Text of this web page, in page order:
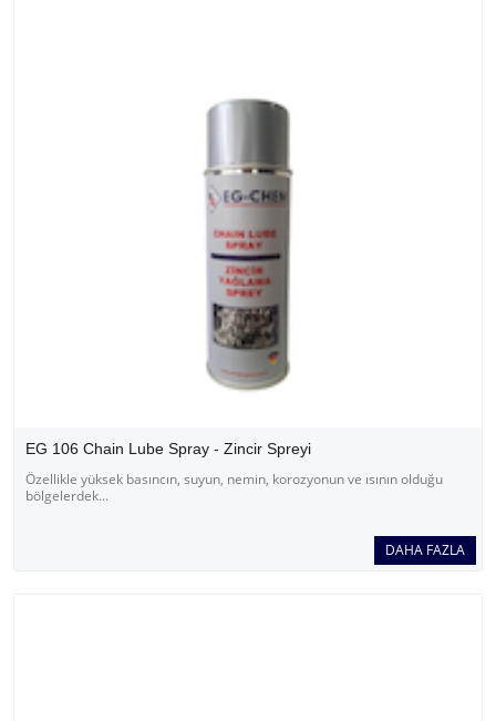
EG 106 Chain Lube Spray - Zincir Spreyi
Özellikle yüksek basıncın, suyun, nemin, korozyonun ve ısının olduğu
bölgelerdek...
DAHA FAZLA